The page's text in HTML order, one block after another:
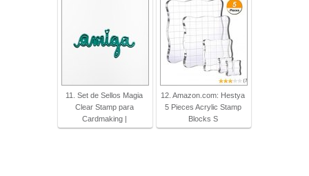
11. Set de Sellos Magia
Clear Stamp para
Cardmaking |
12. Amazon.com: Hestya
5 Pieces Acrylic Stamp
Blocks S